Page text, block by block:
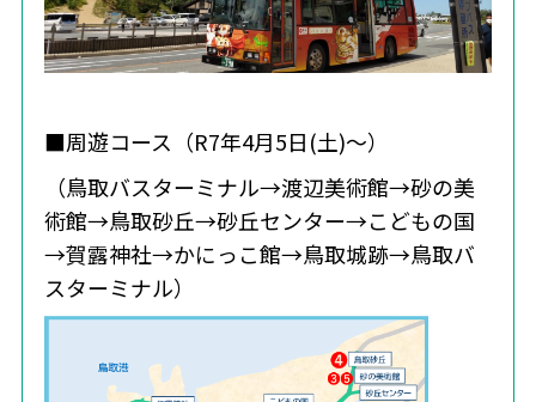
■周遊コース（R7年4月5日(土)～）
（鳥取バスターミナル→渡辺美術館→砂の美
術館→鳥取砂丘→砂丘センター→こどもの国
→賀露神社→かにっこ館→鳥取城跡→鳥取バ
スターミナル）